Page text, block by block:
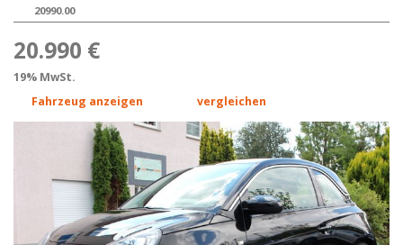
20990.00
20.990 €
19% MwSt.
Fahrzeug anzeigen
vergleichen